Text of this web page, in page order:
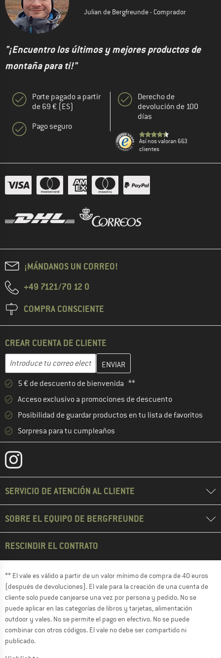
Julian de Bergfreunde - Comprador
"¡Encuentro los últimos y mejores productos de
montaña para ti!"
Porte pagado a partir
de 69 € (ES)
Pago seguro
Derecho de
devolución de 100
días
Así nos valoran 663
clientes
¡MÁNDANOS UN CORREO!
+49 7121/70 12 0
COMPRA CONSCIENTE
CREAR CUENTA DE CLIENTE
Dirección de correo electrónico
Introduce aquí tu dirección de correo electrónico y crea tu
5 € de descuento de bienvenida **
Acceso exclusivo a promociones de descuento
Posibilidad de guardar productos en tu lista de favoritos
Sorpresa para tu cumpleaños
SERVICIO DE ATENCIÓN AL CLIENTE
SOBRE EL EQUIPO DE BERGFREUNDE
RESCINDIR EL CONTRATO
** El vale es válido a partir de un valor mínimo de compra de 40 euros
(después de devoluciones). El vale para la creación de una cuenta de
cliente solo puede canjearse una vez por persona y pedido. No se
puede aplicar en las categorías de libros y tarjetas, alimentación
outdoor y vales. No se permite el pago en efectivo. No se puede
combinar con otros códigos. El vale no debe ser compartido ni
publicado.